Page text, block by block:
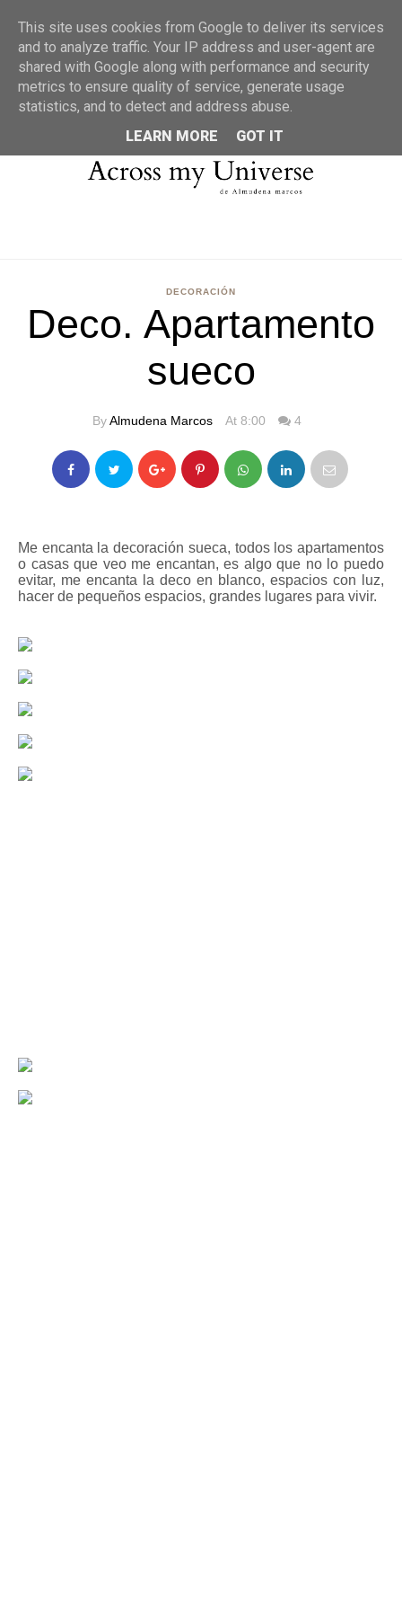
MENU
DECORACIÓN
Deco. Apartamento
sueco
ByAlmudena Marcos At 8:00 4
Me encanta la decoración sueca, todos los apartamentos
o casas que veo me encantan, es algo que no lo puedo
evitar, me encanta la deco en blanco, espacios con luz,
hacer de pequeños espacios, grandes lugares para vivir.
This site uses cookies from Google to deliver its services
and to analyze traffic. Your IP address and user-agent are
shared with Google along with performance and security
metrics to ensure quality of service, generate usage
statistics, and to detect and address abuse.
LEARN MORE
GOT IT